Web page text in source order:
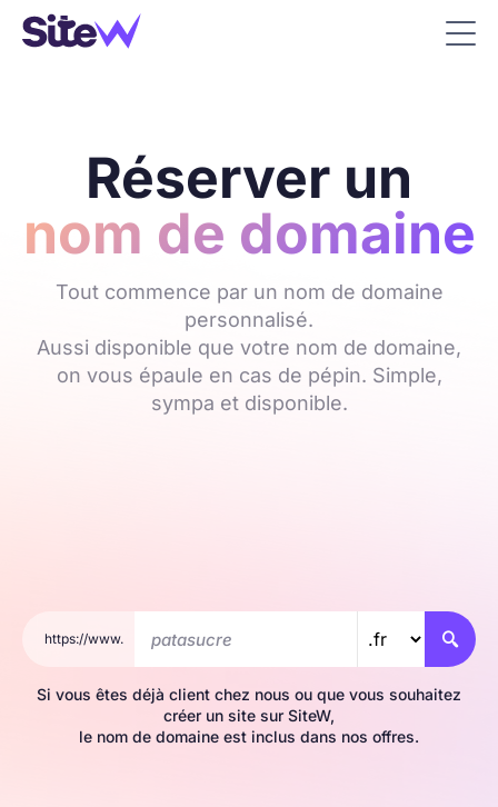
Réserver un
nom de domaine
Tout commence par un nom de domaine
personnalisé.
Aussi disponible que votre nom de domaine,
on vous épaule en cas de pépin. Simple,
sympa et disponible.
https://www. 
Si vous êtes déjà client chez nous ou que vous souhaitez
créer un site sur SiteW,
le nom de domaine est inclus dans nos offres.